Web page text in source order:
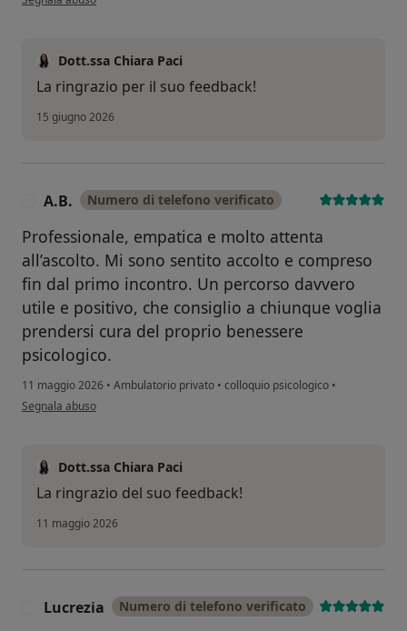
Dott.ssa Chiara Paci
La ringrazio per il suo feedback!
15 giugno 2026
A.B. Numero di telefono verificato
Professionale, empatica e molto attenta
all’ascolto. Mi sono sentito accolto e compreso
fin dal primo incontro. Un percorso davvero
utile e positivo, che consiglio a chiunque voglia
prendersi cura del proprio benessere
psicologico.
11 maggio 2026 • Ambulatorio privato • colloquio psicologico •
secondo l'opinione dell'utente A.B.
Segnala abuso
Dott.ssa Chiara Paci
La ringrazio del suo feedback!
11 maggio 2026
Lucrezia Numero di telefono verificato